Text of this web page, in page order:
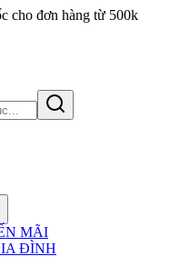
cho đơn hàng từ 500k
MÃI
ĐÌNH